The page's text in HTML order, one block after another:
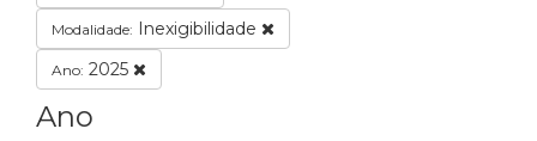
Modalidade: Inexigibilidade
Ano: 2025
Ano